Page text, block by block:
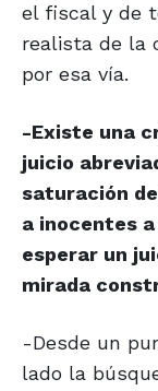
el fiscal y de
realista de la
por esa vía.
-Existe una
juicio
saturación
a inocentes
esperar un
mirada
-Desde un
lado la